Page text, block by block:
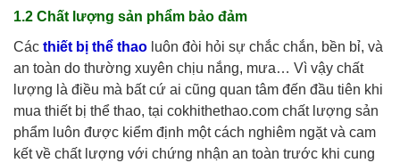
1.2 Chất lượng sản phẩm bảo đảm
Các thiết bị thể thao luôn đòi hỏi sự chắc chắn, bền bỉ, và
an toàn do thường xuyên chịu nắng, mưa… Vì vậy chất
lượng là điều mà bất cứ ai cũng quan tâm đến đầu tiên khi
mua thiết bị thể thao, tại cokhithethao.com chất lượng sản
phẩm luôn được kiểm định một cách nghiêm ngặt và cam
kết về chất lượng với chứng nhận an toàn trước khi cung